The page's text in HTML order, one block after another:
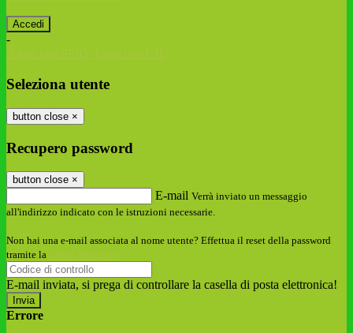
-
Seleziona utente
button close ×
Recupero password
button close ×
E-mail Verrà inviato un messaggio
all'indirizzo indicato con le istruzioni necessarie.
Non hai una e-mail associata al nome utente? Effettua il reset della password
tramite la
E-mail inviata, si prega di controllare la casella di posta elettronica!
Errore